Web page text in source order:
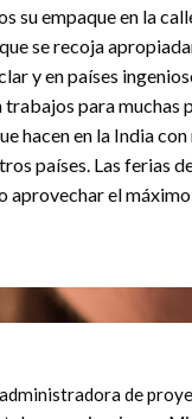
empaque en la
se recoja
y en países
para muchas
hacen en la India
países. Las ferias
aprovechar el
de